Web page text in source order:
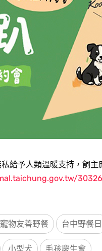
給予人類溫暖支持，飼
物友善野餐 台中野餐日
小型犬 毛孩慶生會